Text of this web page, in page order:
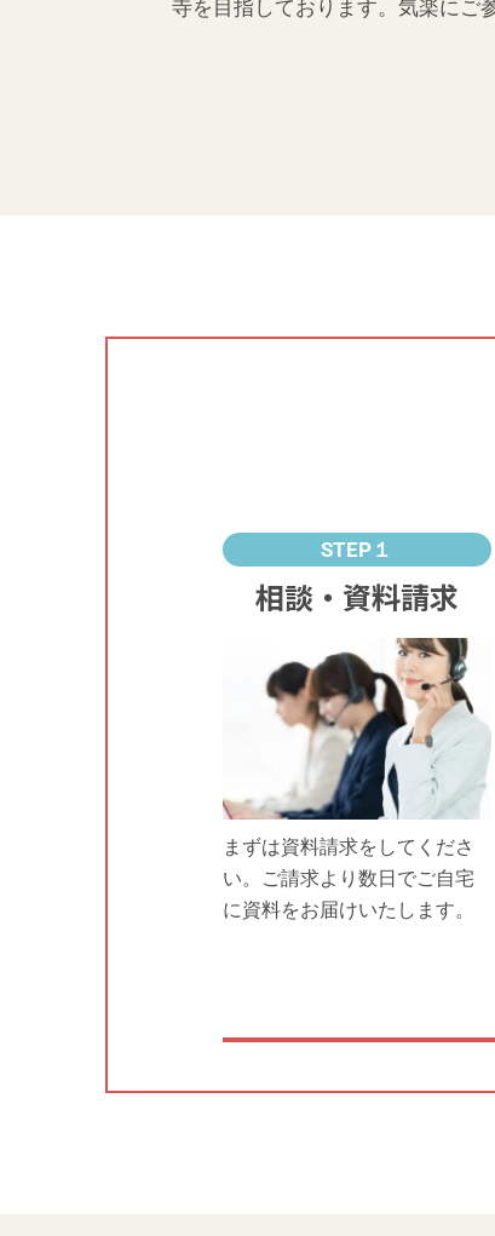
寺を目指しております。気楽にご
STEP１
相談・資料請求
まずは資料請求をしてくださ
い。ご請求より数日でご自宅
に資料をお届けいたします。